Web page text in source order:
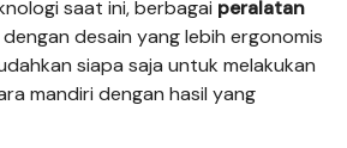
saat ini, berbagai peralatan
desain yang lebih ergonomis
siapa saja untuk melakukan
mandiri dengan hasil yang